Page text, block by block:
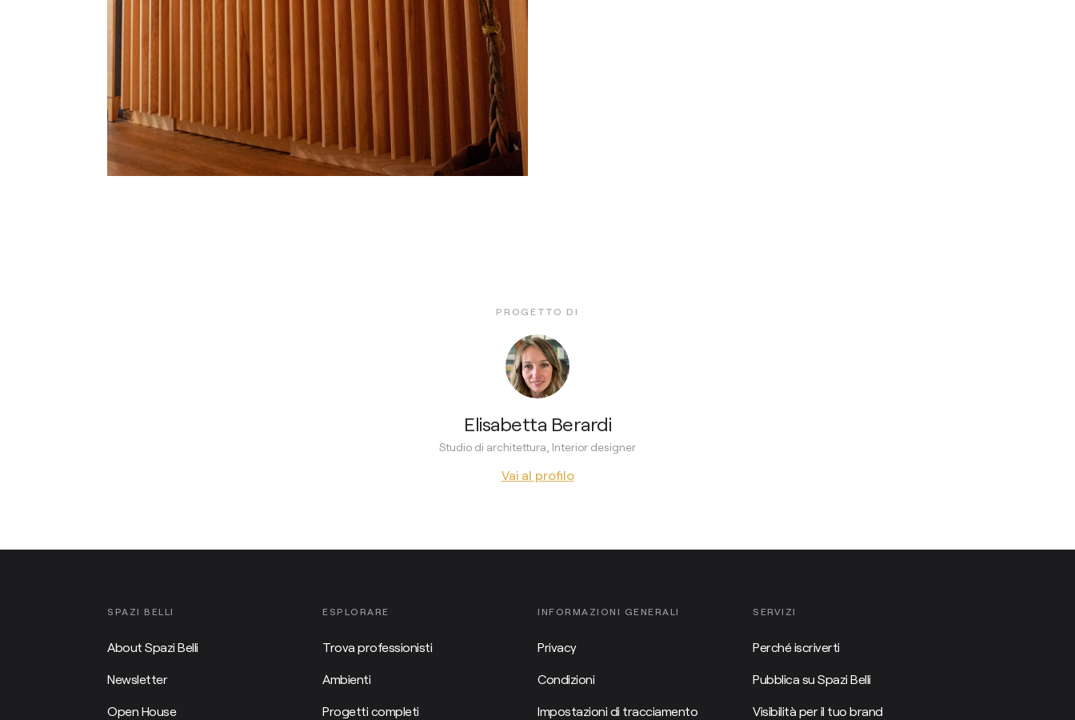
PROGETTO DI
Elisabetta Berardi
Studio di architettura, Interior designer
Vai al profilo
SPAZI BELLI
About Spazi Belli
Newsletter
Open House
ESPLORARE
Trova professionisti
Ambienti
Progetti completi
INFORMAZIONI GENERALI
Privacy
Condizioni
Impostazioni di tracciamento
SERVIZI
Perché iscriverti
Pubblica su Spazi Belli
Visibilità per il tuo brand